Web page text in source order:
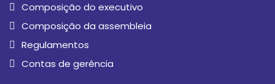
Composição do executivo
Composição da assembleia
Regulamentos
Contas de gerência